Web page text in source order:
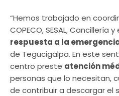
“Hemos trabajado en
COPECO, SESAL, Cancillería
respuesta a la emergencia
de Tegucigalpa. En este
centro preste atención
personas que lo necesitan,
de contribuir a descargar el